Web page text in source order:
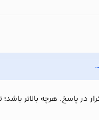
در پاسخ. هرچه بالاتر